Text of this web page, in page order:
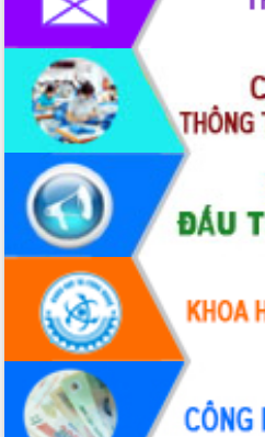
Đắk Lắk: Tôn vinh 46 giải pháp tại Hội
thi Sáng tạo Kỹ thuật 2024 - 2025
Đắk Lắk rà soát, điều chỉnh Đề án 190
về phát triển nuôi trồng thủy sản
Phó Chủ tịch UBND tỉnh Đắk Lắk
Trương Công Thái kiểm tra thực địa
Dự án cao tốc Khánh Hòa - Buôn Ma
Thuột
Định vị cà phê Việt Nam như một “di
sản sống” trong dòng chảy toàn cầu
Xây dựng nông thôn mới: Nâng cao đời
sống người dân từ những mô hình thiết
thực
Quyết liệt tháo gỡ vướng mắc, đẩy
nhanh tiến độ các dự án trọng điểm
trong Khu kinh tế Nam Phú Yên
Hòn Yến phát triển du lịch gắn với bảo
tồn biển